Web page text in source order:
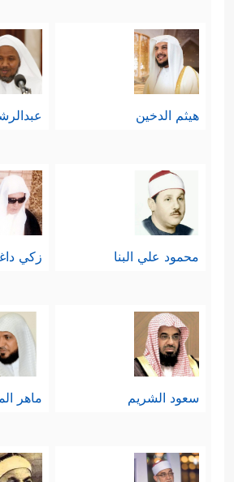
هيثم الدخين
محمود علي البنا زكي
سعود الشريم ماهر